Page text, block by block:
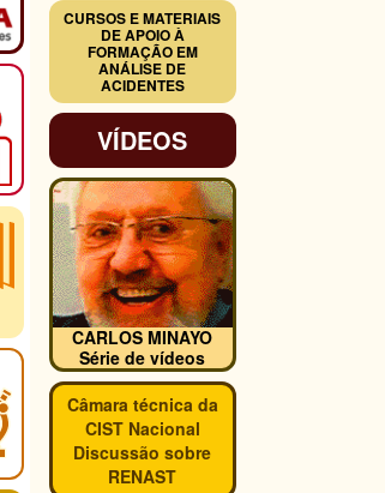
CURSOS E MATERIAIS
DE APOIO À
FORMAÇÃO EM
ANÁLISE DE
ACIDENTES
VÍDEOS
CARLOS MINAYO
Série de vídeos
Câmara técnica da
CIST Nacional
Discussão sobre
RENAST